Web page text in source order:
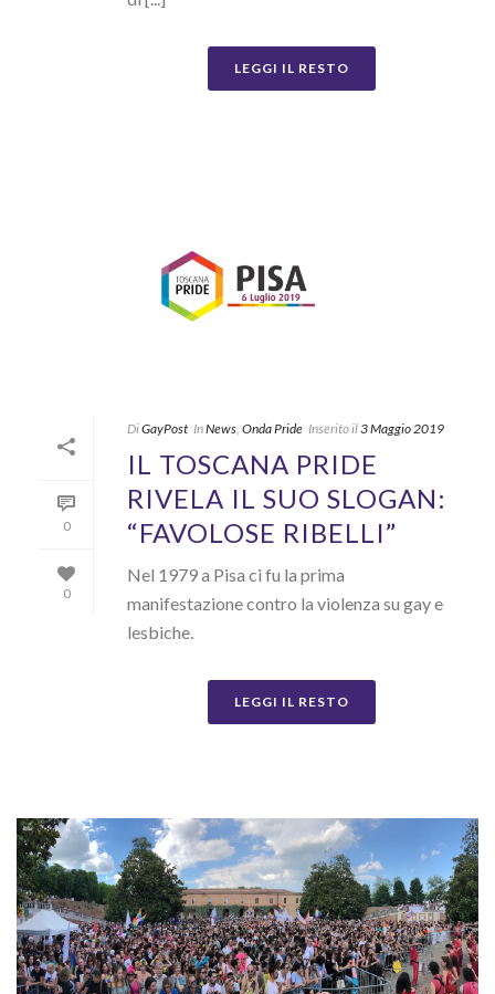
LEGGI IL RESTO
0
0
DiGayPost InNews, Onda Pride Inserito il3 Maggio 2019
IL TOSCANA PRIDE
RIVELA IL SUO SLOGAN:
“FAVOLOSE RIBELLI”
Nel 1979 a Pisa ci fu la prima
manifestazione contro la violenza su gay e
lesbiche.
LEGGI IL RESTO